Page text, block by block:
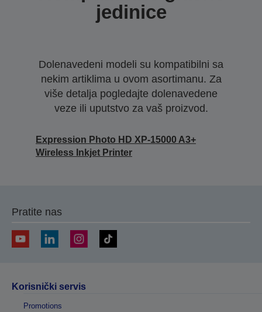
jedinice
Dolenavedeni modeli su kompatibilni sa
nekim artiklima u ovom asortimanu. Za
više detalja pogledajte dolenavedene
veze ili uputstvo za vaš proizvod.
Expression Photo HD XP-15000 A3+
Wireless Inkjet Printer
Pratite nas
Korisnički servis
Promotions